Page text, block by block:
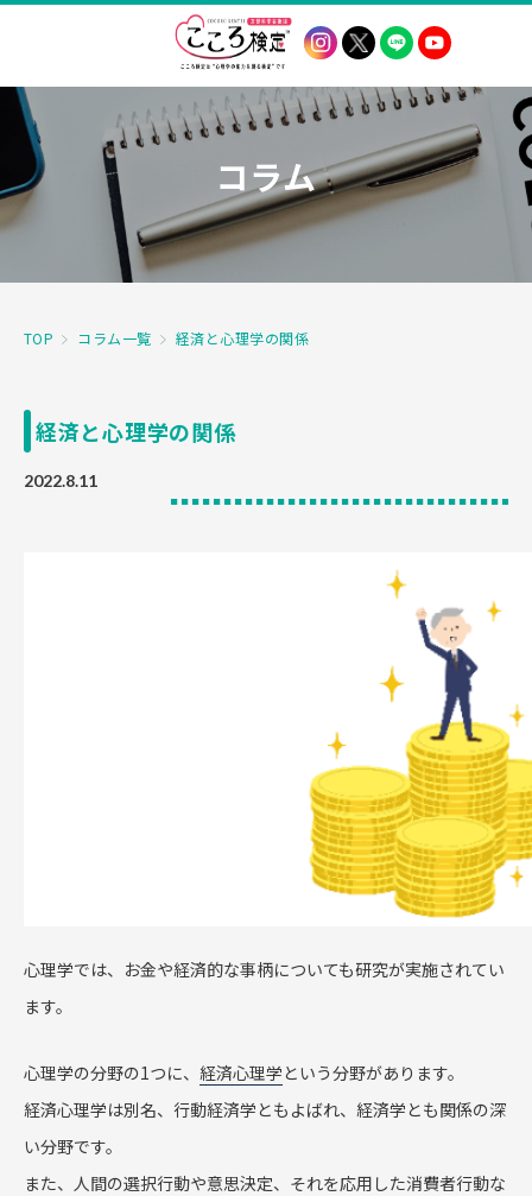
コラム
TOP コラム一覧 経済と心理学の関係
経済と心理学の関係
2022.8.11
心理学では、お金や経済的な事柄についても研究が実施されてい
ます。
心理学の分野の1つに、 経済心理学という分野があります。
経済心理学は別名、行動経済学ともよばれ、経済学とも関係の深
い分野です。
また、人間の選択行動や意思決定、それを応用した消費者行動な